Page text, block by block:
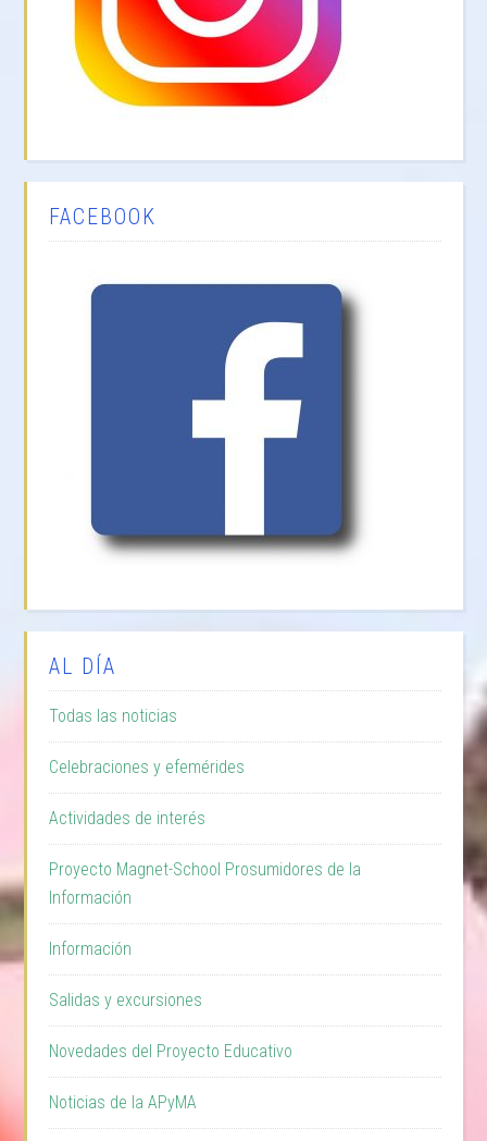
FACEBOOK
AL DÍA
Todas las noticias
Celebraciones y efemérides
Actividades de interés
Proyecto Magnet-School Prosumidores de la
Información
Información
Salidas y excursiones
Novedades del Proyecto Educativo
Noticias de la APyMA